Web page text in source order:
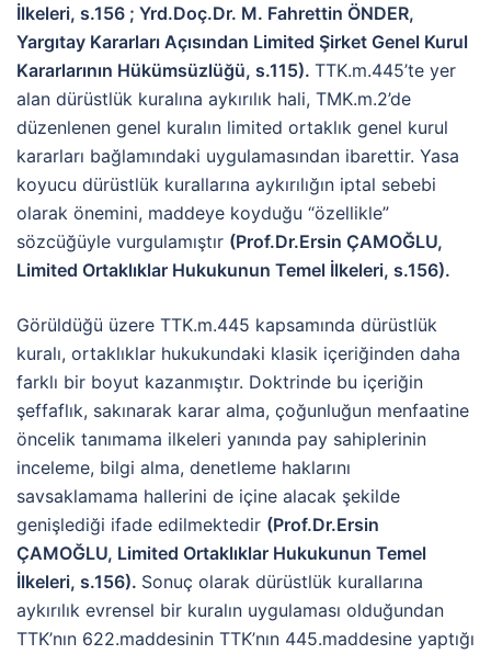
İlkeleri, s.156 ; Yrd.Doç.Dr. M. Fahrettin ÖNDER,
Yargıtay Kararları Açısından Limited Şirket Genel Kurul
Kararlarının Hükümsüzlüğü, s.115). TTK.m.445’te yer
alan dürüstlük kuralına aykırılık hali, TMK.m.2’de
düzenlenen genel kuralın limited ortaklık genel kurul
kararları bağlamındaki uygulamasından ibarettir. Yasa
koyucu dürüstlük kurallarına aykırılığın iptal sebebi
olarak önemini, maddeye koyduğu “özellikle”
sözcüğüyle vurgulamıştır (Prof.Dr.Ersin ÇAMOĞLU,
Limited Ortaklıklar Hukukunun Temel İlkeleri, s.156).
Görüldüğü üzere TTK.m.445 kapsamında dürüstlük
kuralı, ortaklıklar hukukundaki klasik içeriğinden daha
farklı bir boyut kazanmıştır. Doktrinde bu içeriğin
şeffaflık, sakınarak karar alma, çoğunluğun menfaatine
öncelik tanımama ilkeleri yanında pay sahiplerinin
inceleme, bilgi alma, denetleme haklarını
savsaklamama hallerini de içine alacak şekilde
genişlediği ifade edilmektedir (Prof.Dr.Ersin
ÇAMOĞLU, Limited Ortaklıklar Hukukunun Temel
İlkeleri, s.156). Sonuç olarak dürüstlük kurallarına
aykırılık evrensel bir kuralın uygulaması olduğundan
TTK’nın 622.maddesinin TTK’nın 445.maddesine yaptığı